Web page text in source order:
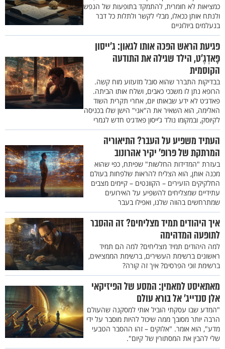
כמציאות לא חומרית, להתמקד בתופעות של הנפש
ולנתח אותן ככאלו, מבלי לקשר ולתלות כל דבר
בנעלמים ביולוגיים
פגיעת הראש הפכה אותו לגאון: ג'ייסון
פָּאדְגֶ׳ט, הילד שגילה את התודעה
הקוסמית
בבדיקות התברר שהוא סובל מזעזוע מוח קשה.
הרופא נתן לו משככי כאבים, ושלח אותו הביתה.
פאדג׳ט לא ידע שבאותו יום, אחרי תקרית השוד
האלימה, הוא השאיר את ה"אני" הישן שלו בכניסה
לקיוסק, ובמקומו נולד ג’ייסון פאדג׳ט חדש לגמרי
העתיד משפיע על העבר? התיאוריה
המרתקת של פרופ' יקיר אהרונוב
בעזרת "המדידות החלשות" שפיתח, כפי שהוא
מכנה אותן, הוא הצליח להראות שלפחות בעולם
החלקיקים הזעירים – הקוונטים – קיימים מצבים
עתידיים שמצליחים להשפיע על האירועים
שמתרחשים בהווה שלנו, ואפילו בעבר
איך היהודים תמיד מצליחים? זה ההסבר
לתופעה המדהימה
למה היהודים תמיד מצליחים? למה הם תמיד
ראשונים ברשימת העשירים, ברשימת הממציאים,
ברשימת זוכי הפרסים? איך זה קורה?
מאתאיסט למאמין: המסע של הפיזיקאי
אלן סנדייג' אל בורא עולם
"המדע שבו עסקתי הוביל אותי למסקנה שהעולם
הרבה יותר מסובך ממה שיכול להיות מוסבר על ידי
מדע", הוא אומר. "אלוקים – זהו ההסבר הטבעי
שלי להבין את המסתורין של קיום".